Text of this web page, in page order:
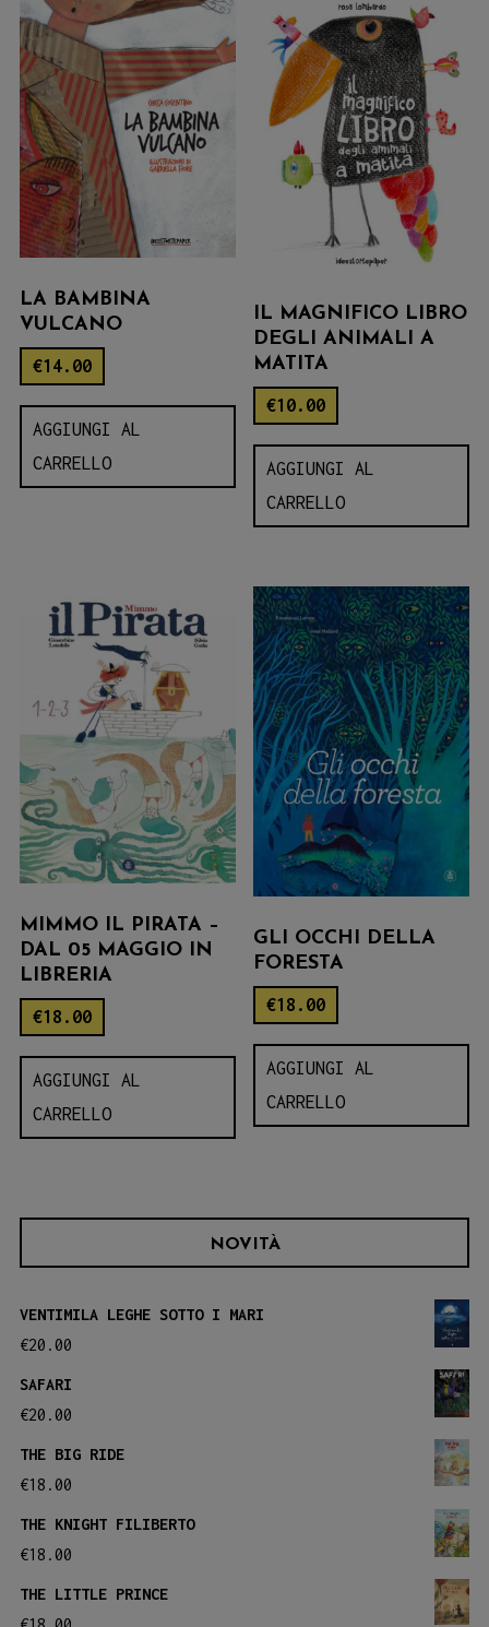
LA BAMBINA
VULCANO
€14.00
AGGIUNGI AL
CARRELLO
IL MAGNIFICO LIBRO
DEGLI ANIMALI A
MATITA
€10.00
AGGIUNGI AL
CARRELLO
MIMMO IL PIRATA –
DAL 05 MAGGIO IN
LIBRERIA
€18.00
AGGIUNGI AL
CARRELLO
GLI OCCHI DELLA
FORESTA
€18.00
AGGIUNGI AL
CARRELLO
NOVITÀ
VENTIMILA LEGHE SOTTO I MARI
€20.00
SAFARI
€20.00
THE BIG RIDE
€18.00
THE KNIGHT FILIBERTO
€18.00
THE LITTLE PRINCE